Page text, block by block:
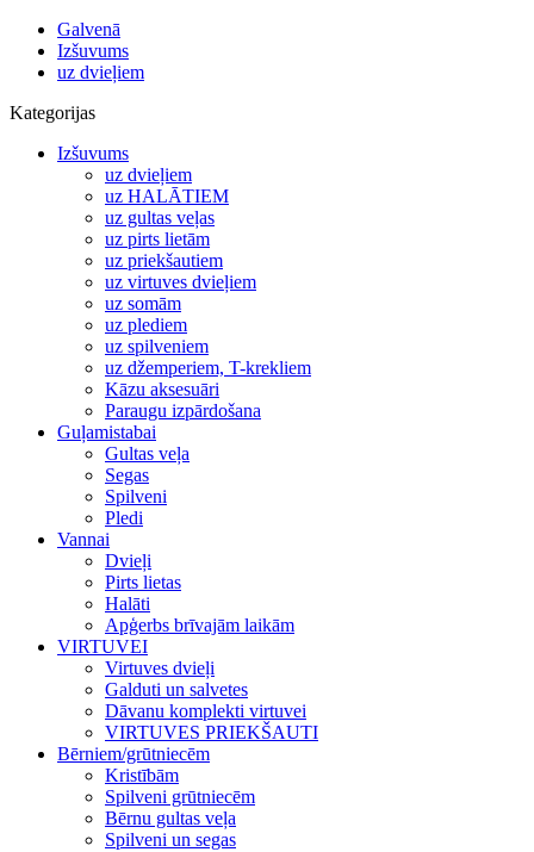
Galvenā
Izšuvums
uz dvieļiem
Kategorijas
Izšuvums
uz dvieļiem
uz HALĀTIEM
uz gultas veļas
uz pirts lietām
uz priekšautiem
uz virtuves dvieļiem
uz somām
uz plediem
uz spilveniem
uz džemperiem, T-krekliem
Kāzu aksesuāri
Paraugu izpārdošana
Guļamistabai
Gultas veļa
Segas
Spilveni
Pledi
Vannai
Dvieļi
Pirts lietas
Halāti
Apģerbs brīvajām laikām
VIRTUVEI
Virtuves dvieļi
Galduti un salvetes
Dāvanu komplekti virtuvei
VIRTUVES PRIEKŠAUTI
Bērniem/grūtniecēm
Kristībām
Spilveni grūtniecēm
Bērnu gultas veļa
Spilveni un segas